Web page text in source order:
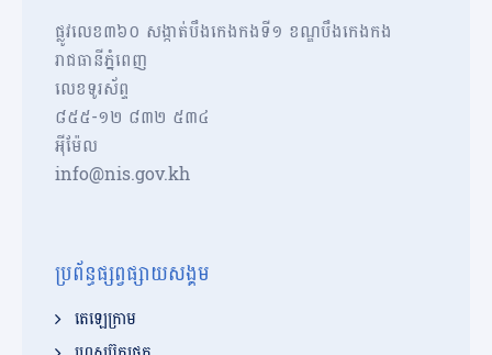
ផ្លូវលេខ៣៦០ សង្កាត់បឹងកេងកងទី១ ខណ្ឌបឹងកេងកង
រាជធានីភ្នំពេញ
លេខទូរស័ព្ទ
៨៥៥-១២​​ ៨៣២ ៥៣៤
អុីម៉ែល
info@nis.gov.kh
ប្រព័ន្ធផ្សព្វផ្សាយសង្គម
តេឡេក្រាម